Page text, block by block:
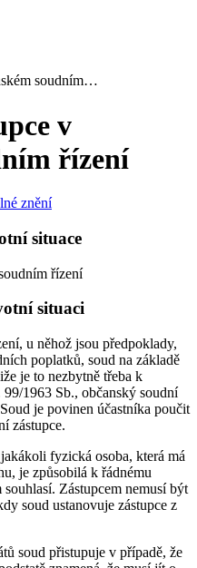
soudním…
v
řízení
znění
situace
řízení
situaci
u něhož jsou předpoklady,
poplatků, soud na základě
je to nezbytně třeba k
1963 Sb., občanský soudní
je povinen účastníka poučit
zástupce.
fyzická osoba, která má
je způsobilá k řádnému
Zástupcem nemusí být
soud ustanovuje zástupce z
soud přistupuje v případě, že